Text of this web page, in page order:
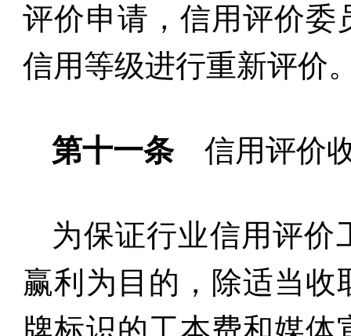
评价申请，信用评价委
信用等级进行重新评价
第十一条信用评价
为保证行业信用评价
赢利为目的，除适当
牌标识的工本费和媒